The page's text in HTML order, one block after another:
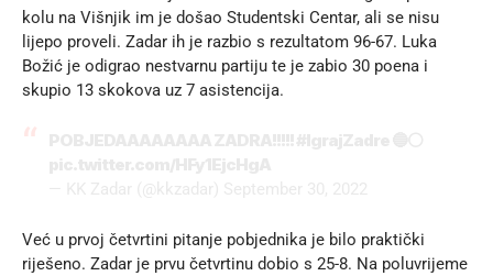
kolu na Višnjik im je došao Studentski Centar, ali se nisu
lijepo proveli. Zadar ih je razbio s rezultatom 96-67. Luka
Božić je odigrao nestvarnu partiju te je zabio 30 poena i
skupio 13 skokova uz 7 asistencija.
Već u prvoj četvrtini pitanje pobjednika je bilo praktički
riješeno. Zadar je prvu četvrtinu dobio s 25-8. Na poluvrijeme